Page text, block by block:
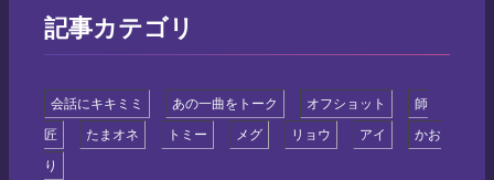
記事カテゴリ
会話にキキミミ あの一曲をトーク オフショット
師
匠
たまオネ トミー メグ リョウ アイ
かお
り